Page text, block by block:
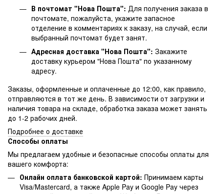
В почтомат "Нова Пошта": Для получения заказа в
почтомате, пожалуйста, укажите запасное
отделение в комментариях к заказу, на случай, если
выбранный почтомат будет занят.
Адресная доставка "Нова Пошта": Закажите
доставку курьером "Нова Пошта" по указанному
адресу.
Заказы, оформленные и оплаченные до 12:00, как правило,
отправляются в тот же день. В зависимости от загрузки и
наличия товара на складе, обработка заказа может занять
до 1-2 рабочих дней.
Подробнее о доставке
Способы оплаты
Мы предлагаем удобные и безопасные способы оплаты для
вашего комфорта:
Онлайн оплата банковской картой: Принимаем карты
Visa/Mastercard, а также Apple Pay и Google Pay через